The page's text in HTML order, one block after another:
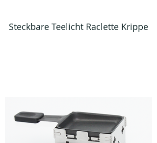
Steckbare Teelicht Raclette Krippe